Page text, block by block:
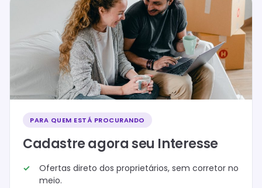
PARA QUEM ESTÁ PROCURANDO
Cadastre agora seu Interesse
Ofertas direto dos proprietários, sem corretor no
meio.